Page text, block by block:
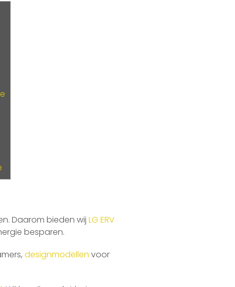
Daarom bieden wij LG ERV
besparen.
designmodellen voor